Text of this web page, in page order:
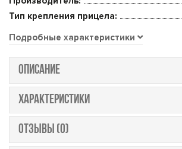
Тип крепления прицела:
Подробные характеристики
ОПИСАНИЕ
ХАРАКТЕРИСТИКИ
ОТЗЫВЫ (0)